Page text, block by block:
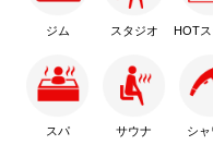
ジム スタジオ HOT
スパ サウナ シャ